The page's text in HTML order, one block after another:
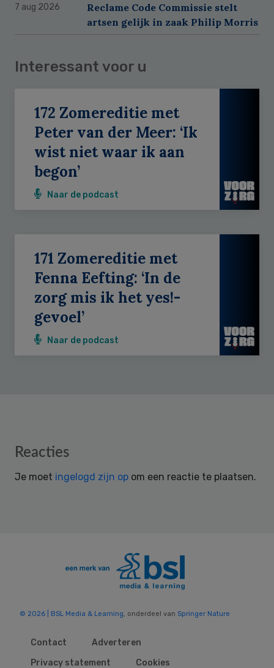
7 aug 2026
Reclame Code Commissie stelt
artsen gelijk in zaak Philip Morris
Interessant voor u
172 Zomereditie met
Peter van der Meer: ‘Ik
wist niet waar ik aan
begon’
Naar de podcast
171 Zomereditie met
Fenna Eefting: ‘In de
zorg mis ik het yes!-
gevoel’
Naar de podcast
Reader
Reacties
Je moet ingelogd zijn op om een reactie te plaatsen.
© 2026 | BSL Media & Learning, onderdeel van Springer Nature
Contact
Adverteren
Privacy statement
Cookies